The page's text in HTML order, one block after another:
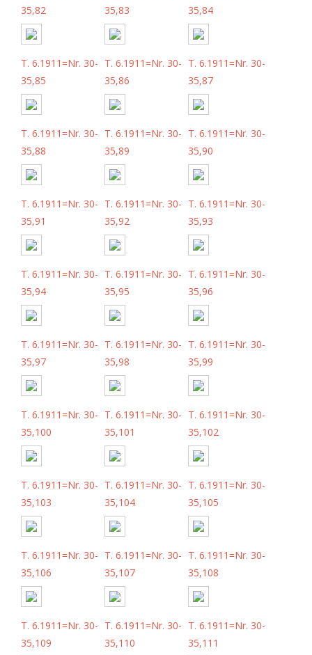
35,82
35,83
35,84
T. 6.1911=Nr. 30-
35,85
T. 6.1911=Nr. 30-
35,86
T. 6.1911=Nr. 30-
35,87
T. 6.1911=Nr. 30-
35,88
T. 6.1911=Nr. 30-
35,89
T. 6.1911=Nr. 30-
35,90
T. 6.1911=Nr. 30-
35,91
T. 6.1911=Nr. 30-
35,92
T. 6.1911=Nr. 30-
35,93
T. 6.1911=Nr. 30-
35,94
T. 6.1911=Nr. 30-
35,95
T. 6.1911=Nr. 30-
35,96
T. 6.1911=Nr. 30-
35,97
T. 6.1911=Nr. 30-
35,98
T. 6.1911=Nr. 30-
35,99
T. 6.1911=Nr. 30-
35,100
T. 6.1911=Nr. 30-
35,101
T. 6.1911=Nr. 30-
35,102
T. 6.1911=Nr. 30-
35,103
T. 6.1911=Nr. 30-
35,104
T. 6.1911=Nr. 30-
35,105
T. 6.1911=Nr. 30-
35,106
T. 6.1911=Nr. 30-
35,107
T. 6.1911=Nr. 30-
35,108
T. 6.1911=Nr. 30-
35,109
T. 6.1911=Nr. 30-
35,110
T. 6.1911=Nr. 30-
35,111